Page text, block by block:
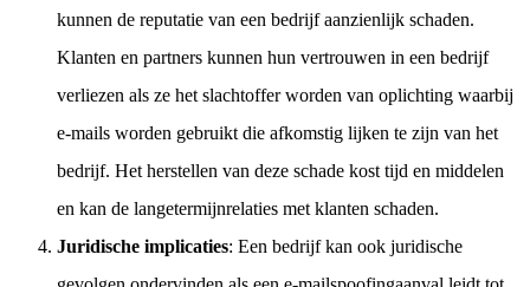
kunnen de reputatie van een bedrijf aanzienlijk schaden.
Klanten en partners kunnen hun vertrouwen in een bedrijf
verliezen als ze het slachtoffer worden van oplichting waarbij
e-mails worden gebruikt die afkomstig lijken te zijn van het
bedrijf. Het herstellen van deze schade kost tijd en middelen
en kan de langetermijnrelaties met klanten schaden.
Juridische implicaties: Een bedrijf kan ook juridische